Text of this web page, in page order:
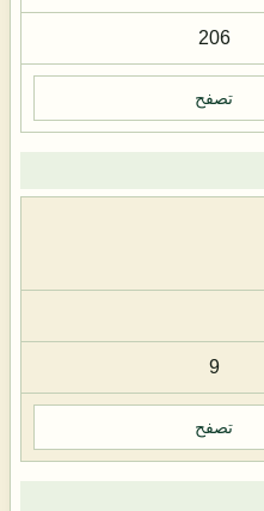
206
تصفح
9
تصفح